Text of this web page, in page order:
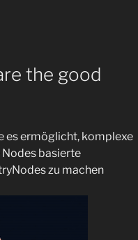
the good
es ermöglicht, komplexe
Nodes basierte
zu machen